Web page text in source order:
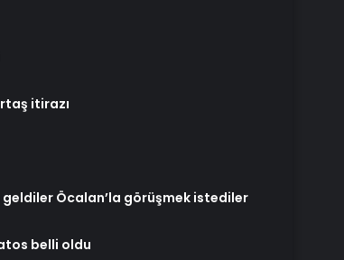
itirazı
geldiler Öcalan’la görüşmek istediler
belli oldu